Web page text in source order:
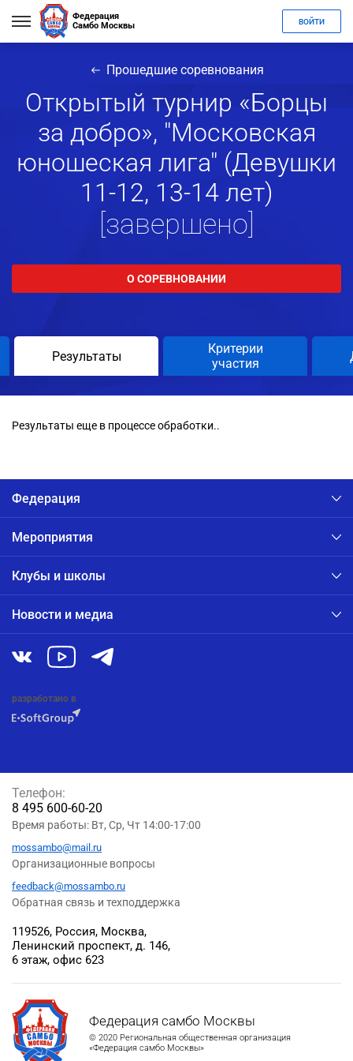
Федерация
Самбо Москвы
ВОЙТИ
Прошедшие соревнования
Открытый турнир «Борцы
за добро», "Московская
юношеская лига" (Девушки
11-12, 13-14 лет)
[завершено]
О СОРЕВНОВАНИИ
Результаты
Критерии
участия
Результаты еще в процессе обработки..
Федерация
Мероприятия
Клубы и школы
Новости и медиа
разработано в
Федерация самбо Москвы
© 2020 Региональная общественная организация
«Федерация самбо Москвы»
119526, Россия, Москва,
Ленинский проспект, д. 146,
6 этаж, офис 623
Телефон:
8 495 600-60-20
Время работы: Вт, Ср, Чт 14:00-17:00
mossambo@mail.ru
Организационные вопросы
feedback@mossambo.ru
Обратная связь и техподдержка